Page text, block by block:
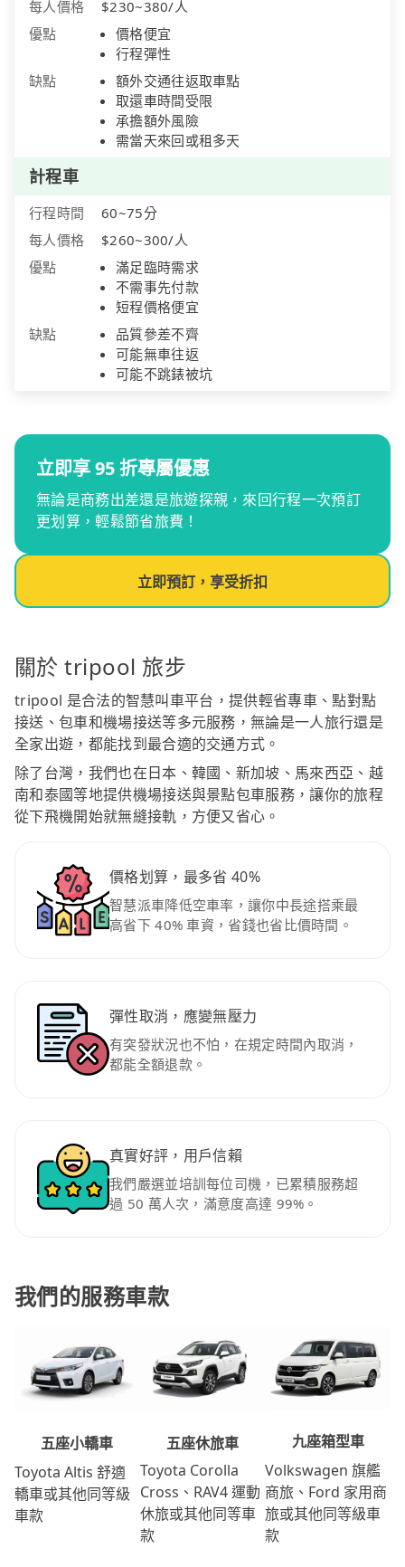
每人價格
$230~380/人
優點
價格便宜
行程彈性
缺點
額外交通往返取車點
取還車時間受限
承擔額外風險
需當天來回或租多天
計程車
行程時間
60~75分
每人價格
$260~300/人
優點
滿足臨時需求
不需事先付款
短程價格便宜
缺點
品質參差不齊
可能無車往返
可能不跳錶被坑
立即享 95 折專屬優惠
無論是商務出差還是旅遊探親，來回行程一次預訂
更划算，輕鬆節省旅費！
立即預訂，享受折扣
關於 tripool 旅步
tripool 是合法的智慧叫車平台，提供輕省專車、點對點
接送、包車和機場接送等多元服務，無論是一人旅行還是
全家出遊，都能找到最合適的交通方式。
除了台灣，我們也在日本、韓國、新加坡、馬來西亞、越
南和泰國等地提供機場接送與景點包車服務，讓你的旅程
從下飛機開始就無縫接軌，方便又省心。
價格划算，最多省 40%
智慧派車降低空車率，讓你中長途搭乘最
高省下 40% 車資，省錢也省比價時間。
彈性取消，應變無壓力
有突發狀況也不怕，在規定時間內取消，
都能全額退款。
真實好評，用戶信賴
我們嚴選並培訓每位司機，已累積服務超
過 50 萬人次，滿意度高達 99%。
我們的服務車款
五座小轎車
Toyota Altis 舒適
轎車或其他同等級
車款
五座休旅車
Toyota Corolla
Cross、RAV4 運動
休旅或其他同等車
款
九座箱型車
Volkswagen 旗艦
商旅、Ford 家用商
旅或其他同等級車
款